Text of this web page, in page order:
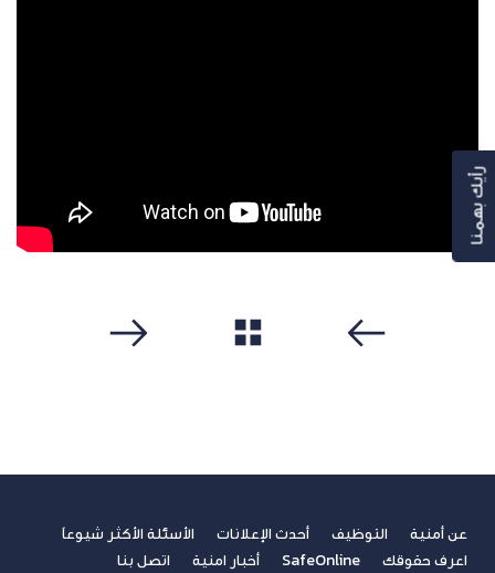
عن أمنية التوظيف أحدث الإعلانات
الأسئلة الأكثر شيوعاً
اعرف حقوقك
SafeOnline أخبار امنية
اتصل بنا
رأيك بهمنا